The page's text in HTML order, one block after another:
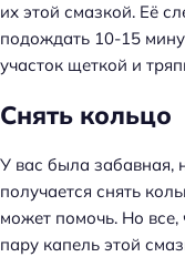
их этой смазкой. Её
подождать 10-15
участок щеткой и
Снять кольцо
У вас была забавная,
получается снять
может помочь. Но
пару капель этой